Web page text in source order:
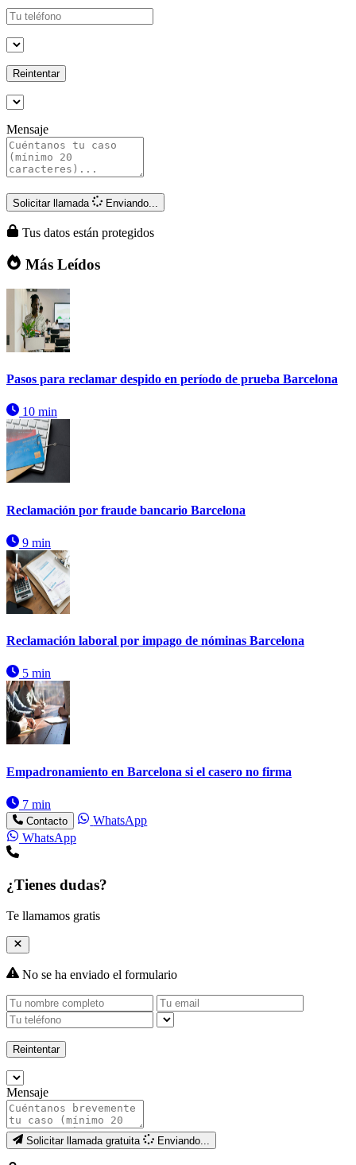
Reintentar
Mensaje
Solicitar llamada Enviando...
Tus datos están protegidos
Más Leídos
Pasos para reclamar despido en período de prueba Barcelona
10 min
Reclamación por fraude bancario Barcelona
9 min
Reclamación laboral por impago de nóminas Barcelona
5 min
Empadronamiento en Barcelona si el casero no firma
7 min
Contacto
WhatsApp
WhatsApp
¿Tienes dudas?
Te llamamos gratis
No se ha enviado el formulario
Reintentar
Mensaje
Solicitar llamada gratuita Enviando...